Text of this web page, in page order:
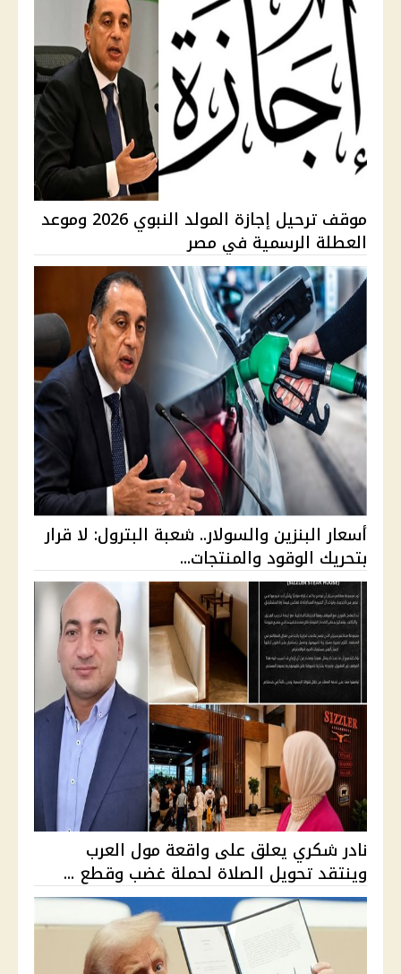
موقف ترحيل إجازة المولد النبوي 2026 وموعد
العطلة الرسمية في مصر
أسعار البنزين والسولار.. شعبة البترول: لا قرار
بتحريك الوقود والمنتجات...
نادر شكري يعلق على واقعة مول العرب
وينتقد تحويل الصلاة لحملة غضب وقطع ...